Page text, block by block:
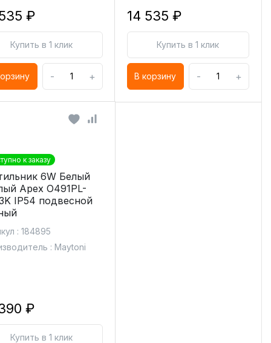
₽
Купить в 1 клик
- +
14 535 ₽
Купить в 1 клик
В корзину - +
к заказу
6W Белый
Apex O491PL-
IP54 подвесной
: 184895
: Maytoni
₽
Купить в 1 клик